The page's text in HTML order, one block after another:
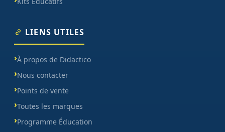
LIENS UTILES
À propos de Didactico
Nous contacter
Points de vente
Toutes les marques
Programme Éducation